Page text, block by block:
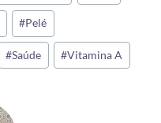
#Pelé
#Saúde #Vitamina A